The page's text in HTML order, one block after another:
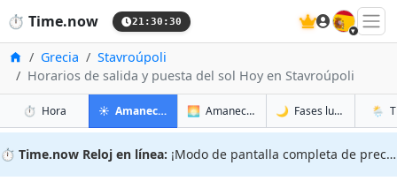
⏱️ Time.now 21:30:31 🇪🇸
InicioGrecia
Stavroúpoli
Horarios de salida y puesta del sol Hoy en Stavroúpoli
⏱️ Horaen Stavroúpoli
☀️ Amanecer y atardecer en Stavroúpoli
🌅 Amanecer y atardecer mañana en
🌙 Fases lunares en
🌦️
⏱️ Time.now Reloj en línea: ¡Modo de pantalla completa de precisión!